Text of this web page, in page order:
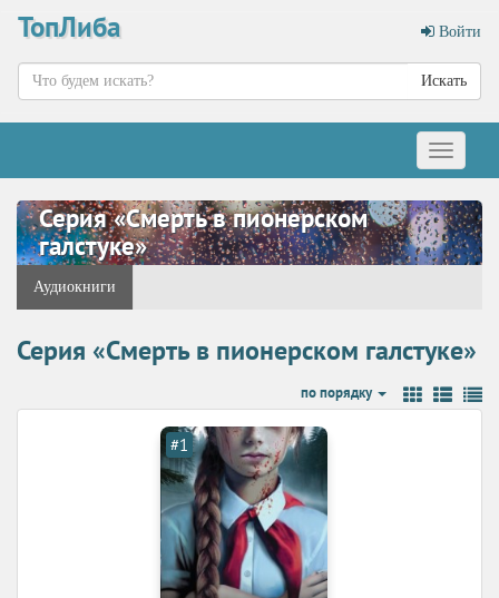
ТопЛиба Войти
Искать
Меню
Серия «Смерть в пионерском
галстуке»
Аудиокниги
Серия «Смерть в пионерском галстуке»
по порядку
#1